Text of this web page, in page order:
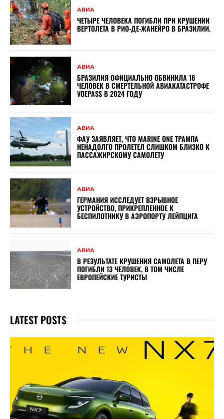
АВИА
ЧЕТЫРЕ ЧЕЛОВЕКА ПОГИБЛИ ПРИ КРУШЕНИИ
ВЕРТОЛЕТА В РИО-ДЕ-ЖАНЕЙРО В БРАЗИЛИИ.
АВИА
БРАЗИЛИЯ ОФИЦИАЛЬНО ОБВИНИЛА 16
ЧЕЛОВЕК В СМЕРТЕЛЬНОЙ АВИАКАТАСТРОФЕ
VOEPASS В 2024 ГОДУ
АВИА
ФАУ ЗАЯВЛЯЕТ, ЧТО MARINE ONE ТРАМПА
НЕНАДОЛГО ПРОЛЕТЕЛ СЛИШКОМ БЛИЗКО К
ПАССАЖИРСКОМУ САМОЛЕТУ
АВИА
ГЕРМАНИЯ ИССЛЕДУЕТ ВЗРЫВНОЕ
УСТРОЙСТВО, ПРИКРЕПЛЕННОЕ К
БЕСПИЛОТНИКУ В АЭРОПОРТУ ЛЕЙПЦИГА
АВИА
В РЕЗУЛЬТАТЕ КРУШЕНИЯ САМОЛЕТА В ПЕРУ
ПОГИБЛИ 13 ЧЕЛОВЕК, В ТОМ ЧИСЛЕ
ЕВРОПЕЙСКИЕ ТУРИСТЫ
LATEST POSTS